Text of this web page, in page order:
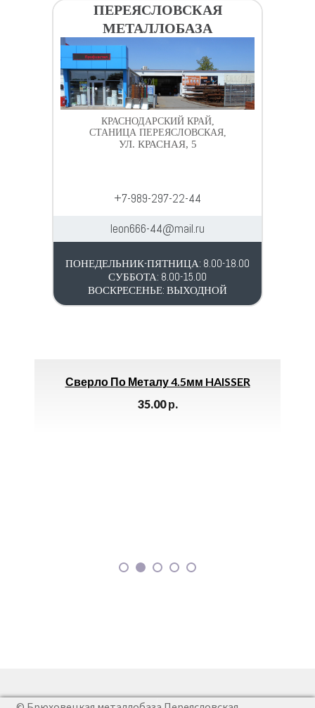
ПЕРЕЯСЛОВСКАЯ
МЕТАЛЛОБАЗА
КРАСНОДАРСКИЙ КРАЙ,
СТАНИЦА ПЕРЕЯСЛОВСКАЯ,
УЛ. КРАСНАЯ, 5
+7-989-297-22-44
leon666-44@mail.ru
ПОНЕДЕЛЬНИК-ПЯТНИЦА: 8.00-18.00
СУББОТА: 8.00-15.00
ВОСКРЕСЕНЬЕ: ВЫХОДНОЙ
ТОВАР ДНЯ
Сверло По Металу 4.5мм HAISSER
35.00р.